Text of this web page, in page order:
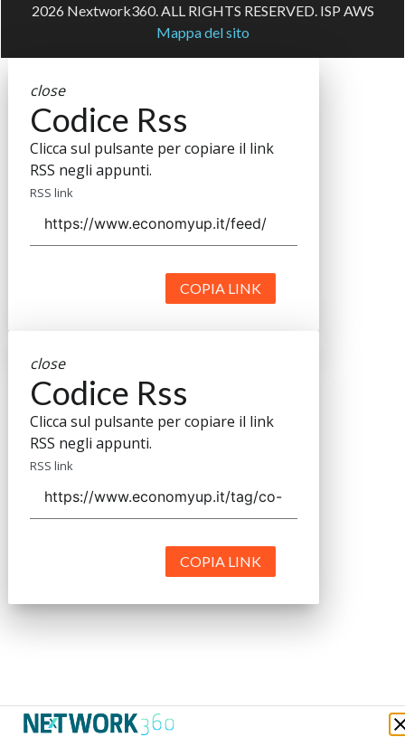
2026 Nextwork360. ALL RIGHTS RESERVED. ISP AWS
Mappa del sito
close
Codice Rss
Clicca sul pulsante per copiare il link
RSS negli appunti.
RSS link
COPIA LINK
close
Codice Rss
Clicca sul pulsante per copiare il link
RSS negli appunti.
RSS link
COPIA LINK